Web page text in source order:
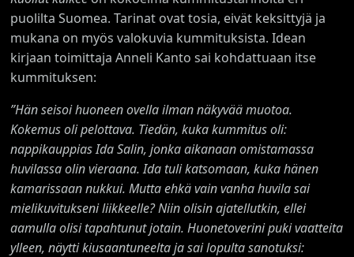
puolilta Suomea. Tarinat ovat tosia, eivät keksittyjä ja
mukana on myös valokuvia kummituksista. Idean
kirjaan toimittaja Anneli Kanto sai kohdattuaan itse
kummituksen:
”Hän seisoi huoneen ovella ilman näkyvää muotoa.
Kokemus oli pelottava. Tiedän, kuka kummitus oli:
nappikauppias Ida Salin, jonka aikanaan omistamassa
huvilassa olin vieraana. Ida tuli katsomaan, kuka hänen
kamarissaan nukkui. Mutta ehkä vain vanha huvila sai
mielikuvitukseni liikkeelle? Niin olisin ajatellutkin, ellei
aamulla olisi tapahtunut jotain. Huonetoverini puki vaatteita
ylleen, näytti kiusaantuneelta ja sai lopulta sanotuksi: